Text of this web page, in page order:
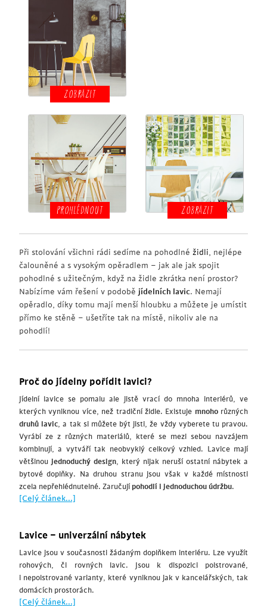
ZOBRAZIT
PROHLÉDNOUT ZOBRAZIT
Při stolování všichni rádi sedíme na pohodlné židli, nejlépe
čalouněné a s vysokým opěradlem – jak ale jak spojit
pohodlné s užitečným, když na židle zkrátka není prostor?
Nabízíme vám řešení v podobě jídelních lavic. Nemají
opěradlo, díky tomu mají menší hloubku a můžete je umístit
přímo ke stěně – ušetříte tak na místě, nikoliv ale na
pohodlí!
Proč do jídelny pořídit lavici?
Jídelní lavice se pomalu ale jistě vrací do mnoha interiérů, ve
kterých vyniknou více, než tradiční židle. Existuje mnohorůzných
druhů lavic, a tak si můžete být jisti, že vždy vyberete tu pravou.
Vyrábí ze z různých materiálů, které se mezi sebou navzájem
kombinují, a vytváří tak neobvyklý celkový vzhled. Lavice mají
většinou jednoduchý design, který nijak neruší ostatní nábytek a
bytové doplňky. Na druhou stranu jsou však v každé místnosti
zcela nepřehlédnutelné. Zaručují pohodlí i jednoduchou údržbu.
[Celý článek...]
Lavice – univerzální nábytek
Lavice jsou v současnosti žádaným doplňkem interiéru. Lze využít
rohových, či rovných lavic. Jsou k dispozici polstrované,
i nepolstrované varianty, které vyniknou jak v kancelářských, tak
domácích prostorách.
[Celý článek...]